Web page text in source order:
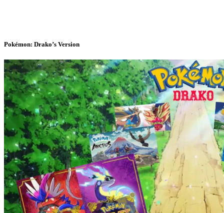
Pokémon: Drako’s Version